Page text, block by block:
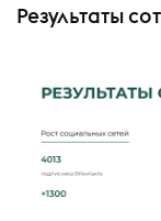
Результаты